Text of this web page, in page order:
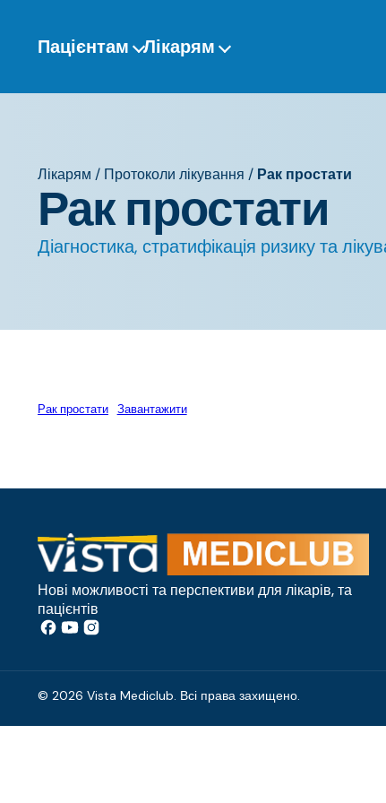
змістуПацієнтам Лікарям
Лікарям / Протоколи лікування / Рак простати
Рак простати
Діагностика, стратифікація ризику та
Рак простати Завантажити
Нові можливості та перспективи для лікарів, та
пацієнтів
© 2026 Vista Mediclub. Всі права захищено.